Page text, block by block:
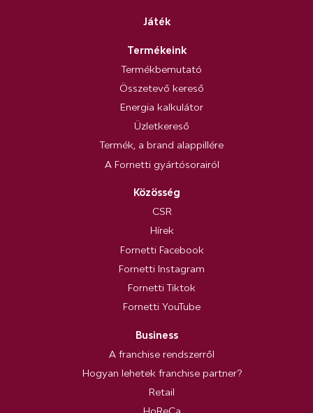
Játék
Termékeink
Termékbemutató
Összetevő kereső
Energia kalkulátor
Üzletkereső
Termék, a brand alappillére
A Fornetti gyártósorairól
Közösség
CSR
Hírek
Fornetti Facebook
Fornetti Instagram
Fornetti Tiktok
Fornetti YouTube
Business
A franchise rendszerről
Hogyan lehetek franchise partner?
Retail